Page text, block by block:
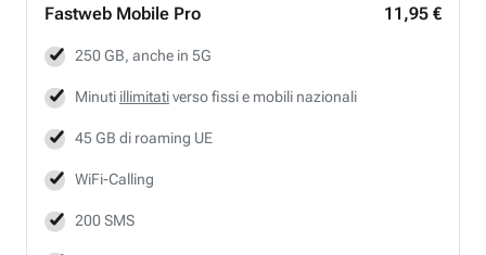
Fastweb Mobile Pro 11,95 €
250 GB, anche in 5G
Minuti illimitativerso fissi e mobili nazionali
45 GB di roaming UE
WiFi-Calling
200 SMS